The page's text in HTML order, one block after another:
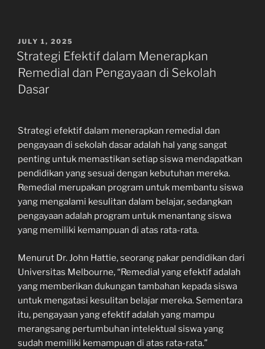
POSTED
ON
JULY 1, 2025
Strategi Efektif dalam Menerapkan
Remedial dan Pengayaan di Sekolah
Dasar
Strategi efektif dalam menerapkan remedial dan
pengayaan di sekolah dasar adalah hal yang sangat
penting untuk memastikan setiap siswa mendapatkan
pendidikan yang sesuai dengan kebutuhan mereka.
Remedial merupakan program untuk membantu siswa
yang mengalami kesulitan dalam belajar, sedangkan
pengayaan adalah program untuk menantang siswa
yang memiliki kemampuan di atas rata-rata.
Menurut Dr. John Hattie, seorang pakar pendidikan dari
Universitas Melbourne, “Remedial yang efektif adalah
yang memberikan dukungan tambahan kepada siswa
untuk mengatasi kesulitan belajar mereka. Sementara
itu, pengayaan yang efektif adalah yang mampu
merangsang pertumbuhan intelektual siswa yang
sudah memiliki kemampuan di atas rata-rata.”